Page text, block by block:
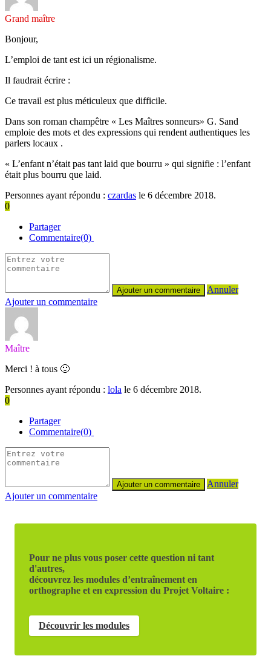
Grand maître
Bonjour,
L’emploi de tant est ici un régionalisme.
Il faudrait écrire :
Ce travail est plus méticuleux que difficile.
Dans son roman champêtre « Les Maîtres sonneurs» G. Sand
emploie des mots et des expressions qui rendent authentiques les
parlers locaux .
« L’enfant n’était pas tant laid que bourru » qui signifie : l’enfant
était plus bourru que laid.
Personnes ayant répondu : czardas le 6 décembre 2018.
0
Partager
Commentaire(0)
Annuler
Ajouter un commentaire
Maître
Merci ! à tous 🙂
Personnes ayant répondu : lola le 6 décembre 2018.
0
Partager
Commentaire(0)
Annuler
Ajouter un commentaire
Pour ne plus vous poser cette question ni tant
d'autres,
découvrez les modules d’entraînement en
orthographe et en expression du Projet Voltaire :
Découvrir les modules